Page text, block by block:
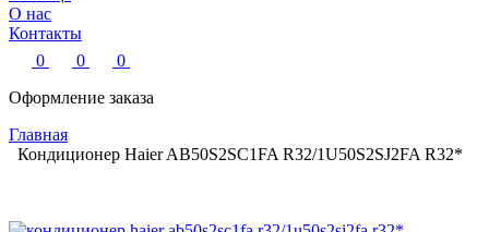
О нас
Контакты
0
0
0
Оформление заказа
Главная
Кондиционер Haier AB50S2SC1FA R32/1U50S2SJ2FA R32*